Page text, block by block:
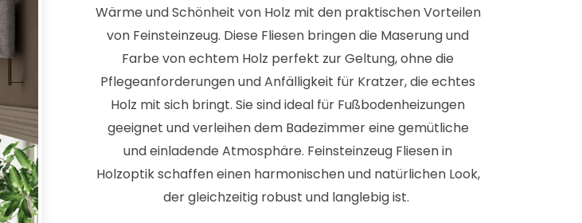
Wärme und Schönheit von Holz mit den praktischen Vorteilen
von Feinsteinzeug. Diese Fliesen bringen die Maserung und
Farbe von echtem Holz perfekt zur Geltung, ohne die
Pflegeanforderungen und Anfälligkeit für Kratzer, die echtes
Holz mit sich bringt. Sie sind ideal für Fußbodenheizungen
geeignet und verleihen dem Badezimmer eine gemütliche
und einladende Atmosphäre. Feinsteinzeug Fliesen in
Holzoptik schaffen einen harmonischen und natürlichen Look,
der gleichzeitig robust und langlebig ist.